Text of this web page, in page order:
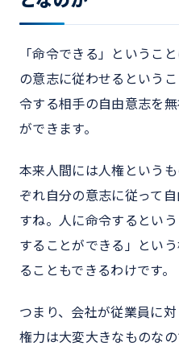
「命令できる」というこ
の意志に従わせるという
令する相手の自由意志を
ができます。
本来人間には人権という
ぞれ自分の意志に従って
すね。人に命令するとい
することができる」とい
ることもできるわけです。
つまり、会社が従業員に
権力は大変大きなものな